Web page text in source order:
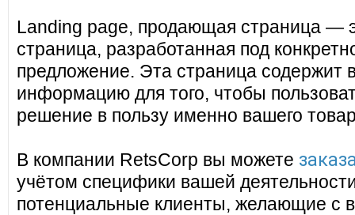
Landing page, продающая страница —
страница, разработанная под
предложение. Эта страница содержит
информацию для того, чтобы
решение в пользу именно вашего
В компании RetsCorp вы можете
учётом специфики вашей
потенциальные клиенты, желающие с